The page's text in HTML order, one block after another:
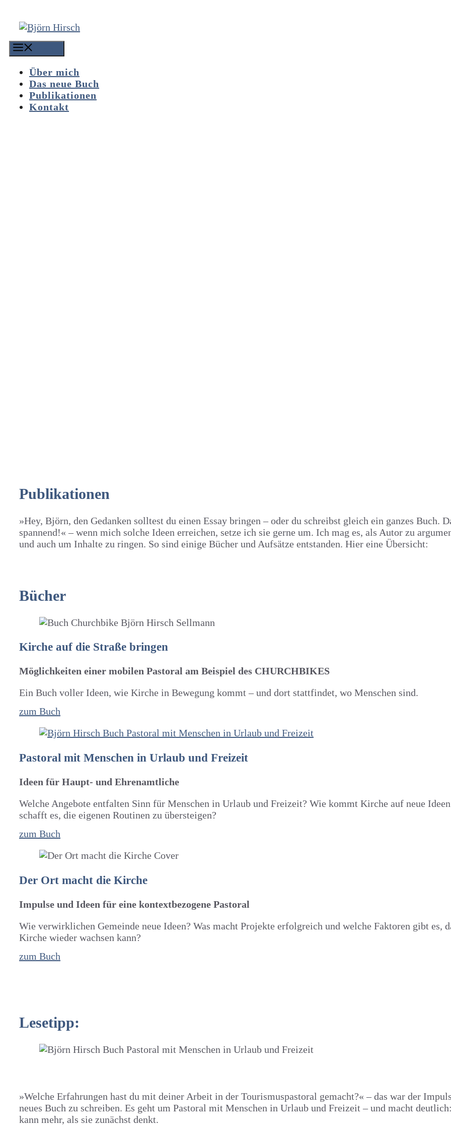
Inhalt
springen
Über mich
Das neue Buch
Publikationen
Kontakt
Publikationen
»Hey, Björn, den Gedanken solltest du einen Essay bringen – oder du schreibst gleich ein ganzes Buch.
spannend!« – wenn mich solche Ideen erreichen, setze ich sie gerne um. Ich mag es, als Autor zu
und auch um Inhalte zu ringen. So sind einige Bücher und Aufsätze entstanden. Hier eine Übersicht:
Bücher
Kirche auf die Straße bringen
Möglichkeiten einer mobilen Pastoral am Beispiel des CHURCHBIKES
Ein Buch voller Ideen, wie Kirche in Bewegung kommt – und dort stattfindet, wo Menschen sind.
zum Buch
Pastoral mit Menschen in Urlaub und Freizeit
Ideen für Haupt- und Ehrenamtliche
Welche Angebote entfalten Sinn für Menschen in Urlaub und Freizeit? Wie kommt Kirche auf neue
schafft es, die eigenen Routinen zu übersteigen?
zum Buch
Der Ort macht die Kirche
Impulse und Ideen für eine kontextbezogene Pastoral
Wie verwirklichen Gemeinde neue Ideen? Was macht Projekte erfolgreich und welche Faktoren gibt es,
Kirche wieder wachsen kann?
zum Buch
Lesetipp:
»Welche Erfahrungen hast du mit deiner Arbeit in der Tourismuspastoral gemacht?« – das war der
neues Buch zu schreiben. Es geht um Pastoral mit Menschen in Urlaub und Freizeit – und macht
kann mehr, als sie zunächst denkt.